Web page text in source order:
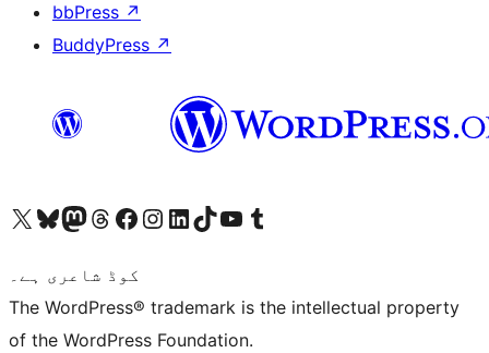
bbPress ↗
BuddyPress ↗
Visit our X (formerly Twitter) account
ہمارے بلیواسکائی اکاؤنٹ پر جائیں
Visit our Mastodon account
ہمارے ٹھریڈز اکاؤنٹ پر جائیں
Visit our Facebook page
Visit our Instagram account
Visit our LinkedIn account
ہمارے ٹک ٹاک اکاؤنٹ پر جائیں
Visit our YouTube channel
ہمارے ٹمبلر اکاؤنٹ پر جائیں
کوڈ شاعری ہے۔
The WordPress® trademark is the intellectual property
of the WordPress Foundation.